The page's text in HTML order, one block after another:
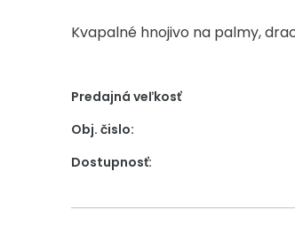
Kvapalné hnojivo na palmy,
Predajná veľkosť
Obj. čislo:
Dostupnosť: